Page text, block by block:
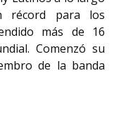
récord para los
más de 16
Comenzó su
de la banda